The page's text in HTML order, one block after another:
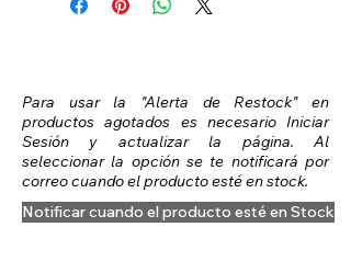
Para usar la "Alerta de Restock" en
productos agotados es necesario Iniciar
Sesión y actualizar la página. Al
seleccionar la opción se te notificará por
correo cuando el producto esté en stock.
Notificar cuando el producto esté en Stock